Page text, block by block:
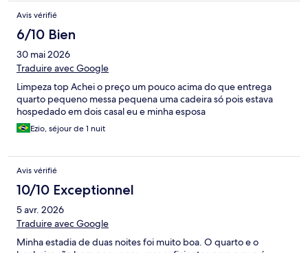
Avis vérifié
6/10 Bien
30 mai 2026
Traduire avec Google
Limpeza top Achei o preço um pouco acima do que entrega
quarto pequeno messa pequena uma cadeira só pois estava
hospedado em dois casal eu e minha esposa
Ezio, séjour de 1 nuit
Avis vérifié
10/10 Exceptionnel
5 avr. 2026
Traduire avec Google
Minha estadia de duas noites foi muito boa. O quarto e o